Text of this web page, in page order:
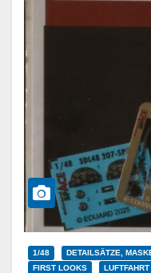
1/48
DETAILSÄTZE,
FIRST LOOKS
LUFTFAHRT